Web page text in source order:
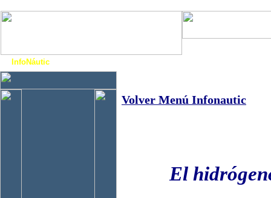
InfoNáutic
Volver Menú Infonautic
El